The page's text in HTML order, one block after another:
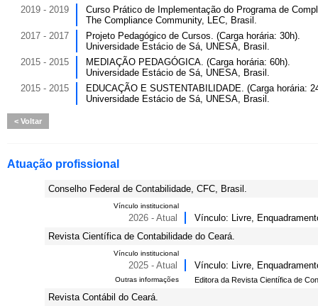
2019 - 2019
Curso Prático de Implementação do Programa de
The Compliance Community, LEC, Brasil.
2017 - 2017
Projeto Pedagógico de Cursos. (Carga horária: 30h).
Universidade Estácio de Sá, UNESA, Brasil.
2015 - 2015
MEDIAÇÃO PEDAGÓGICA. (Carga horária: 60h).
Universidade Estácio de Sá, UNESA, Brasil.
2015 - 2015
EDUCAÇÃO E SUSTENTABILIDADE. (Carga horária:
Universidade Estácio de Sá, UNESA, Brasil.
Voltar
Atuação profissional
Conselho Federal de Contabilidade, CFC, Brasil.
Vínculo institucional
2026 - Atual
Vínculo: Livre,
Revista Científica de Contabilidade do Ceará.
Vínculo institucional
2025 - Atual Vínculo: Livre,
Outras informações Editora da Revista Científica de
Revista Contábil do Ceará.